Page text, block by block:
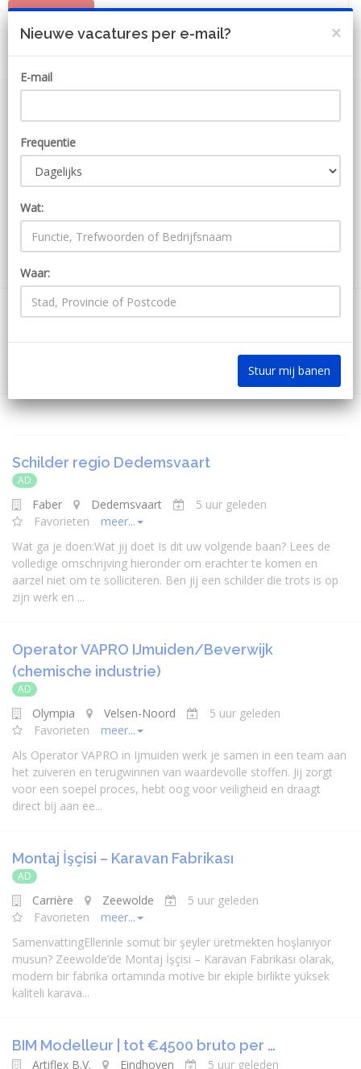
PLAATS JOB MIJN ACCOUNT
ZOEKEN
5635 Jobs bij Artiflex-Bv
Schilder regio Dedemsvaart
AD
Faber Dedemsvaart
5 uur geleden
Favorieten
meer...
Wat ga je doen:Wat jij doet Is dit uw volgende baan? Lees de
volledige omschrijving hieronder om erachter te komen en
aarzel niet om te solliciteren. Ben jij een schilder die trots is op
zijn werk en ...
Operator VAPRO IJmuiden/Beverwijk
(chemische industrie)
AD
Olympia Velsen-Noord
5 uur geleden
Favorieten
meer...
Als Operator VAPRO in Ijmuiden werk je samen in een team aan
het zuiveren en terugwinnen van waardevolle stoffen. Jij zorgt
voor een soepel proces, hebt oog voor veiligheid en draagt
direct bij aan ee...
Montaj İşçisi – Karavan Fabrikası
AD
Carrière Zeewolde
5 uur geleden
Favorieten
meer...
SamenvattingEllerinle somut bir şeyler üretmekten hoşlanıyor
musun? Zeewolde’de Montaj İşçisi – Karavan Fabrikası olarak,
modern bir fabrika ortamında motive bir ekiple birlikte yüksek
kaliteli karava...
BIM Modelleur | tot €4500 bruto per …
Artiflex B.V. Eindhoven
5 uur geleden
×
Nieuwe vacatures per e-mail?
E-mail
Frequentie
Wat:
Waar:
Stuur mij banen